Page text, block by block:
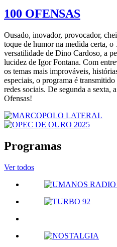
100 OFENSAS
Ousado, inovador, provocador,
toque de humor na medida certa, o
versatilidade de Dino Cardoso, a
lucidez de Igor Fontana. Com
os temas mais improváveis,
especiais, o programa é
redes sociais. De segunda a sexta,
Ofensas!
Programas
Ver todos